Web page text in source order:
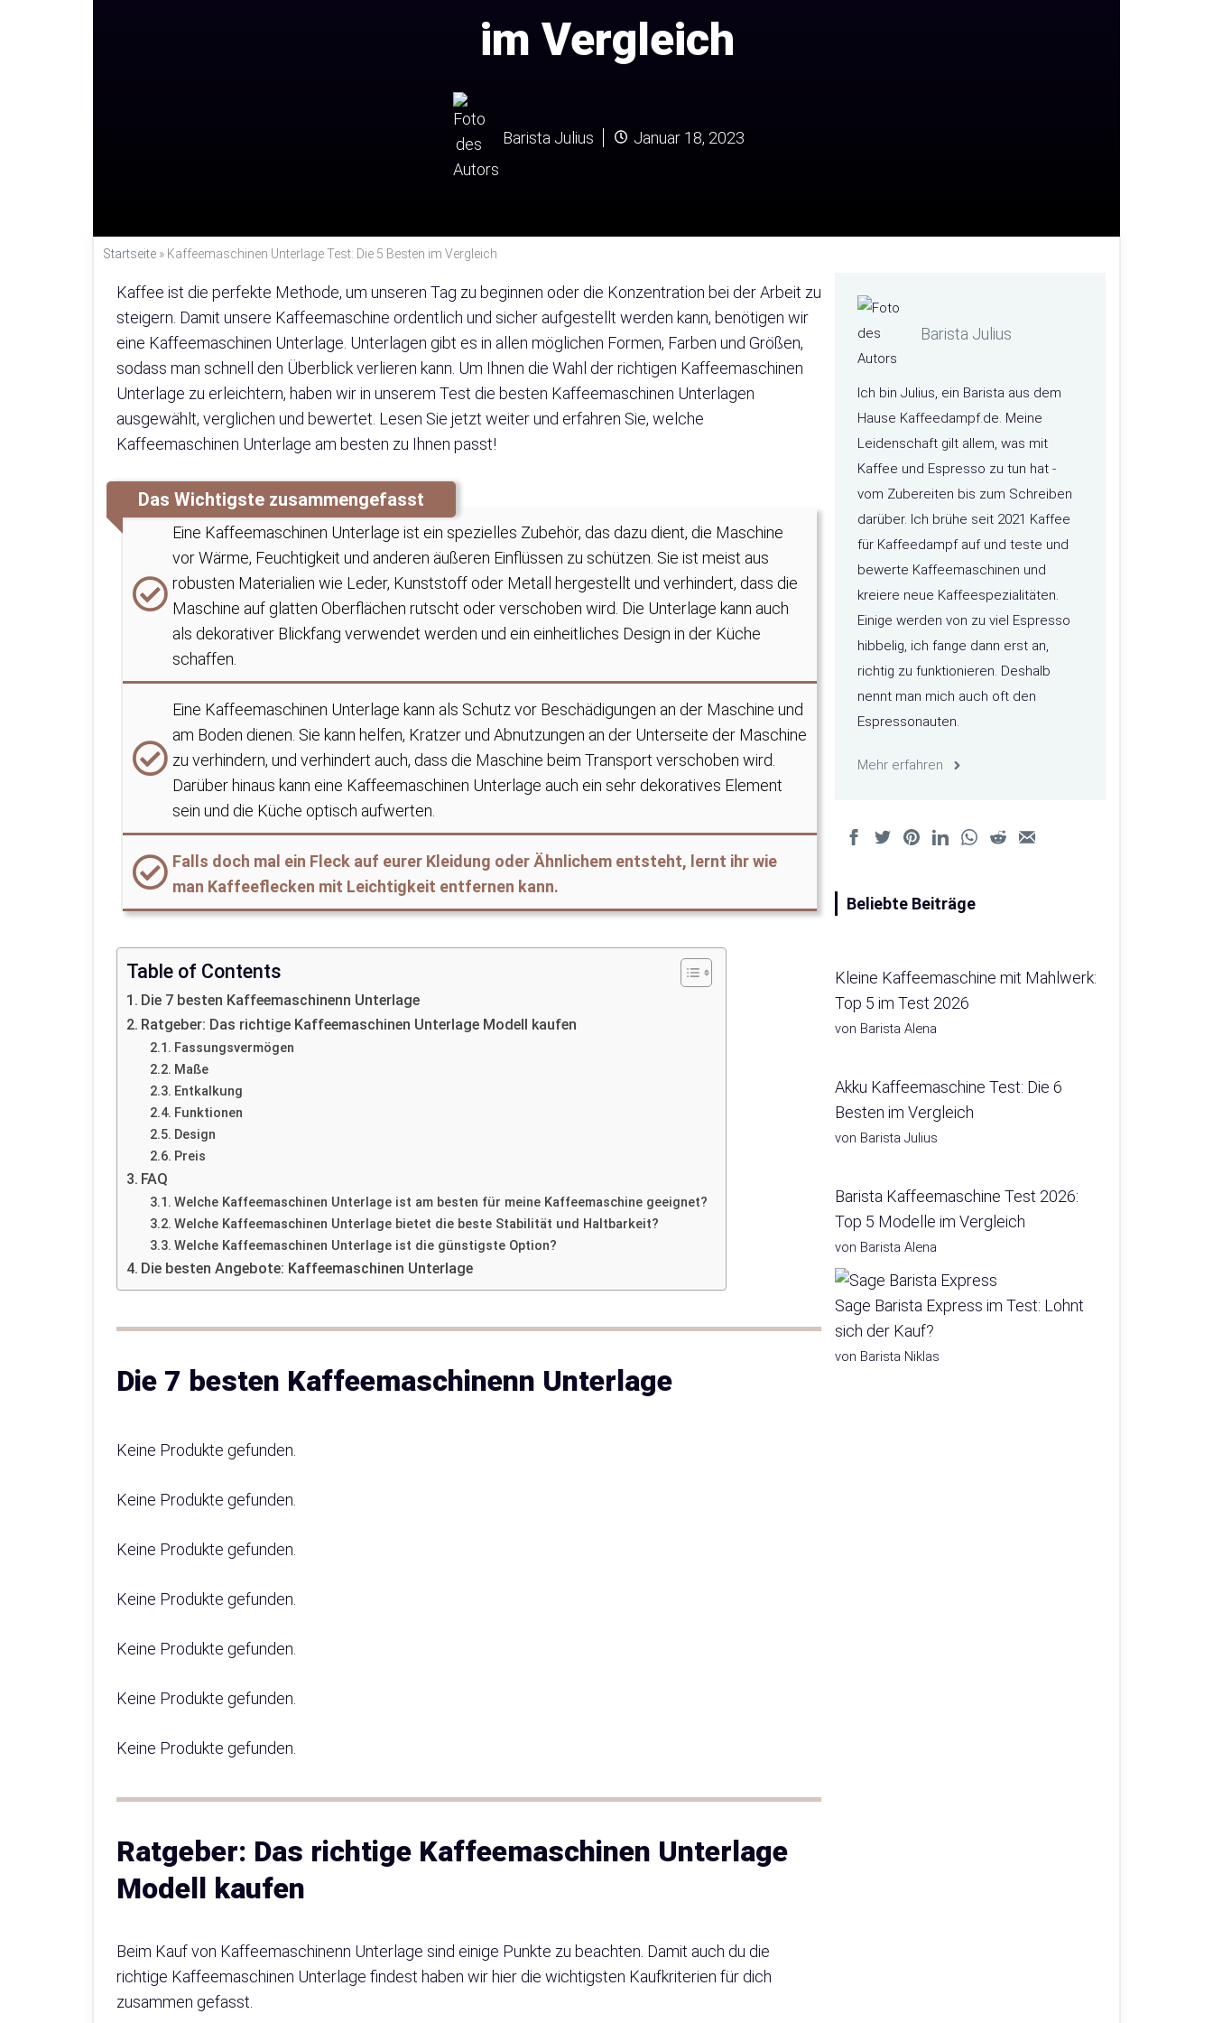
im Vergleich
Barista Julius Januar 18, 2023
Startseite » Kaffeemaschinen Unterlage Test: Die 5 Besten im Vergleich
Kaffee ist die perfekte Methode, um unseren Tag zu beginnen oder die Konzentration bei der Arbeit zu
steigern. Damit unsere Kaffeemaschine ordentlich und sicher aufgestellt werden kann, benötigen wir
eine Kaffeemaschinen Unterlage. Unterlagen gibt es in allen möglichen Formen, Farben und Größen,
sodass man schnell den Überblick verlieren kann. Um Ihnen die Wahl der richtigen Kaffeemaschinen
Unterlage zu erleichtern, haben wir in unserem Test die besten Kaffeemaschinen Unterlagen
ausgewählt, verglichen und bewertet. Lesen Sie jetzt weiter und erfahren Sie, welche
Kaffeemaschinen Unterlage am besten zu Ihnen passt!
Das Wichtigste zusammengefasst
Eine Kaffeemaschinen Unterlage ist ein spezielles Zubehör, das dazu dient, die Maschine
vor Wärme, Feuchtigkeit und anderen äußeren Einflüssen zu schützen. Sie ist meist aus
robusten Materialien wie Leder, Kunststoff oder Metall hergestellt und verhindert, dass die
Maschine auf glatten Oberflächen rutscht oder verschoben wird. Die Unterlage kann auch
als dekorativer Blickfang verwendet werden und ein einheitliches Design in der Küche
schaffen.
Eine Kaffeemaschinen Unterlage kann als Schutz vor Beschädigungen an der Maschine und
am Boden dienen. Sie kann helfen, Kratzer und Abnutzungen an der Unterseite der Maschine
zu verhindern, und verhindert auch, dass die Maschine beim Transport verschoben wird.
Darüber hinaus kann eine Kaffeemaschinen Unterlage auch ein sehr dekoratives Element
sein und die Küche optisch aufwerten.
Falls doch mal ein Fleck auf eurer Kleidung oder Ähnlichem entsteht, lernt ihr wie
man Kaffeeflecken mit Leichtigkeit entfernen kann.
Table of Contents
Die 7 besten Kaffeemaschinenn Unterlage
Ratgeber: Das richtige Kaffeemaschinen Unterlage Modell kaufen
Fassungsvermögen
Maße
Entkalkung
Funktionen
Design
Preis
FAQ
Welche Kaffeemaschinen Unterlage ist am besten für meine Kaffeemaschine geeignet?
Welche Kaffeemaschinen Unterlage bietet die beste Stabilität und Haltbarkeit?
Welche Kaffeemaschinen Unterlage ist die günstigste Option?
Die besten Angebote: Kaffeemaschinen Unterlage
Die 7 besten Kaffeemaschinenn Unterlage
Keine Produkte gefunden.
Keine Produkte gefunden.
Keine Produkte gefunden.
Keine Produkte gefunden.
Keine Produkte gefunden.
Keine Produkte gefunden.
Keine Produkte gefunden.
Ratgeber: Das richtige Kaffeemaschinen Unterlage
Modell kaufen
Beim Kauf von Kaffeemaschinenn Unterlage sind einige Punkte zu beachten. Damit auch du die
richtige Kaffeemaschinen Unterlage findest haben wir hier die wichtigsten Kaufkriterien für dich
zusammen gefasst.
Barista Julius
Ich bin Julius, ein Barista aus dem
Hause Kaffeedampf.de. Meine
Leidenschaft gilt allem, was mit
Kaffee und Espresso zu tun hat -
vom Zubereiten bis zum Schreiben
darüber. Ich brühe seit 2021 Kaffee
für Kaffeedampf auf und teste und
bewerte Kaffeemaschinen und
kreiere neue Kaffeespezialitäten.
Einige werden von zu viel Espresso
hibbelig, ich fange dann erst an,
richtig zu funktionieren. Deshalb
nennt man mich auch oft den
Espressonauten.
Mehr erfahren
Beliebte Beiträge
Kleine Kaffeemaschine mit Mahlwerk:
Top 5 im Test 2026
von Barista Alena
Akku Kaffeemaschine Test: Die 6
Besten im Vergleich
von Barista Julius
Barista Kaffeemaschine Test 2026:
Top 5 Modelle im Vergleich
von Barista Alena
Sage Barista Express im Test: Lohnt
sich der Kauf?
von Barista Niklas